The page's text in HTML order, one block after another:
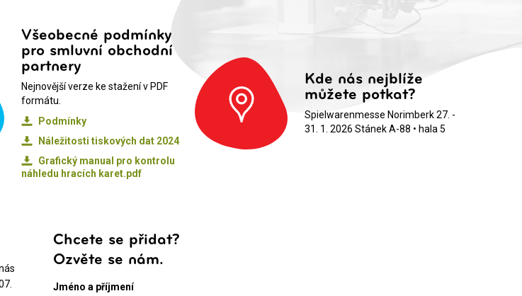
Všeobecné podmínky
pro smluvní obchodní
partnery
Nejnovější verze ke stažení v PDF
formátu.
Podmínky
Náležitosti tiskových dat 2024
Grafický manual pro kontrolu
náhledu hracích karet.pdf
Kde nás nejblíže
můžete potkat?
Spielwarenmesse Norimberk 27. -
31. 1. 2026 Stánek A-88 • hala 5
Chcete se přidat?
Ozvěte se nám.
Jméno a příjmení